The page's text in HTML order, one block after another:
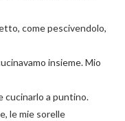
come pescivendolo,
insieme. Mio
cucinarlo a puntino.
le mie sorelle